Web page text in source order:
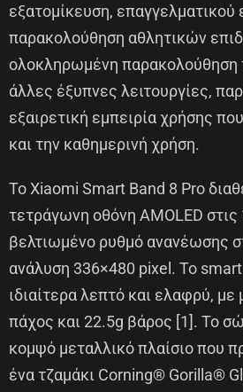
εξατομίκευση, επαγγελματικού
παρακολούθηση αθλητικών
ολοκληρωμένη παρακολούθηση
άλλες έξυπνες λειτουργίες,
εξαιρετική εμπειρία χρήσης
και την καθημερινή χρήση.
Το Xiaomi Smart Band 8 Pro
τετράγωνη οθόνη AMOLED στις
βελτιωμένο ρυθμό ανανέωσης
ανάλυση 336×480 pixel. Το smart
ιδιαίτερα λεπτό και ελαφρύ, με
πάχος και 22.5g βάρος [1]. Το
κομψό μεταλλικό πλαίσιο που
ένα τζαμάκι Corning® Gorilla®